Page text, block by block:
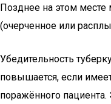
Позднее на этом месте
(очерченное или
Убедительность
повышается, если
поражённого пациента.